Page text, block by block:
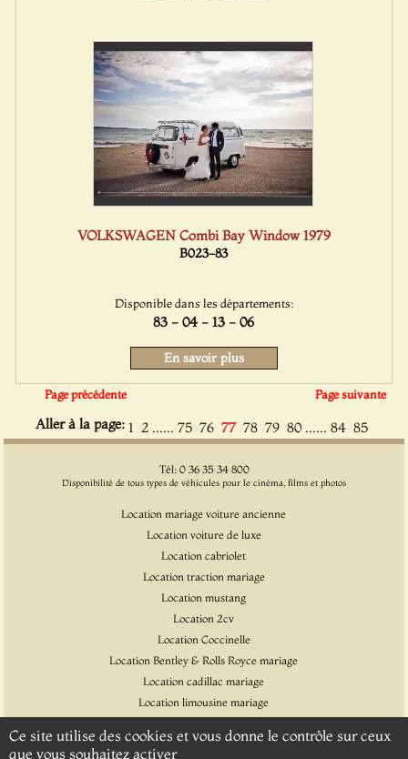
VOLKSWAGEN Combi Bay Window 1979
B023-83
Disponible dans les départements:
83 - 04 - 13 - 06
En savoir plus
Page précédente Page suivante
Aller à la page: 1 2 ...... 75 76 77 78 79 80 ...... 84 85
Tél: 0 36 35 34 800
Disponibilité de tous types de véhicules pour le cinéma, films et photos
Location mariage voiture ancienne
Location voiture de luxe
Location cabriolet
Location traction mariage
Location mustang
Location 2cv
Location Coccinelle
Location Bentley & Rolls Royce mariage
Location cadillac mariage
Location limousine mariage
Location Citroen DS
Ce site utilise des cookies et vous donne le contrôle sur ceux
que vous souhaitez activer